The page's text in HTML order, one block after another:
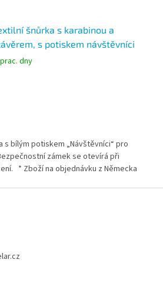
šnůrka s karabinou a
s potiskem návštěvníci
dny
s bílým potiskem „Návštěvníci“ pro
zámek se otevírá při
* Zboží na objednávku z Německa